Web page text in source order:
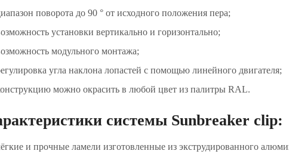
поворота до 90 ° от исходного положения пера;
установки вертикально и горизонтально;
модульного монтажа;
угла наклона лопастей с помощью линейного двигателя;
можно окрасить в любой цвет из палитры RAL.
системы Sunbreaker clip:
и прочные ламели изготовленные из экструдированного